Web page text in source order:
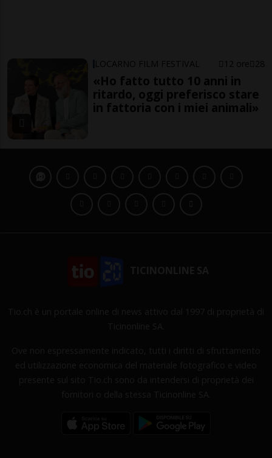
LOCARNO FILM FESTIVAL 12 ore 28
«Ho fatto tutto 10 anni in
ritardo, oggi preferisco stare
in fattoria con i miei animali»